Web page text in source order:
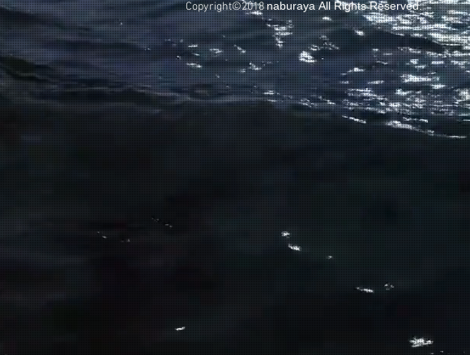
Copyright©2018naburaya All Rights Reserved.